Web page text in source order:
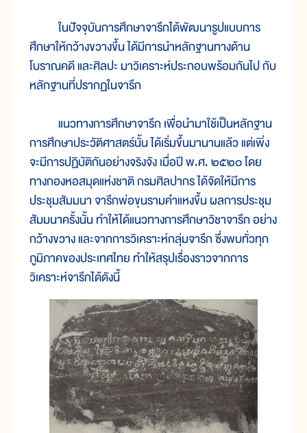
ในปัจจุบันการศึกษาจารึกได้พัฒนารูปแบบการ
ศึกษาให้กว้างขวางขึ้น ได้มีการนำหลักฐานทางด้าน
โบราณคดี และศิลปะ มาวิเคราะห์ประกอบพร้อมกันไป กับ
หลักฐานที่ปรากฏในจารึก
แนวทางการศึกษาจารึก เพื่อนำมาใช้เป็นหลักฐาน
การศึกษาประวัติศาสตร์นั้น ได้เริ่มขึ้นมานานแล้ว แต่เพิ่ง
จะมีการปฏิบัติกันอย่างจริงจัง เมื่อปี พ.ศ. ๒๕๒๐ โดย
ทางกองหอสมุดแห่งชาติ กรมศิลปากร ได้จัดให้มีการ
ประชุมสัมมนา จารึกพ่อขุนรามคำแหงขึ้น ผลการประชุม
สัมมนาครั้งนั้น ทำให้ได้แนวทางการศึกษาวิชาจารึก อย่าง
กว้างขวาง และจากการวิเคราะห์กลุ่มจารึก ซึ่งพบทั่วทุก
ภูมิภาคของประเทศไทย ทำให้สรุปเรื่องราวจากการ
วิเคราะห์จารึกได้ดังนี้